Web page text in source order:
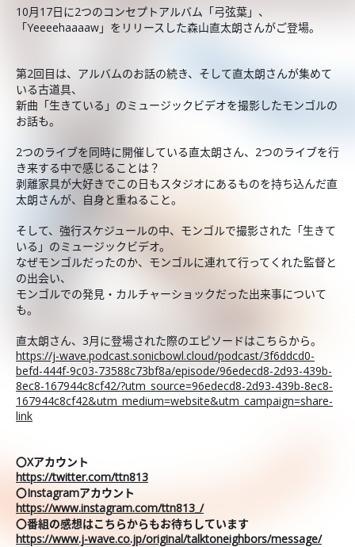
10月17日に2つのコンセプトアルバム「弓弦葉」、
「Yeeeehaaaaw」をリリースした森山直太朗さんがご登場。
第2回目は、アルバムのお話の続き、そして直太朗さんが集めて
いる古道具、
新曲「生きている」のミュージックビデオを撮影したモンゴルの
お話も。
2つのライブを同時に開催している直太朗さん、2つのライブを行
き来する中で感じることは？
剥離家具が大好きでこの日もスタジオにあるものを持ち込んだ直
太朗さんが、自身と重ねること。
そして、強行スケジュールの中、モンゴルで撮影された「生きて
いる」のミュージックビデオ。
なぜモンゴルだったのか、モンゴルに連れて行ってくれた監督と
の出会い、
モンゴルでの発見・カルチャーショックだった出来事について
も。
直太朗さん、3月に登場された際のエピソードはこちらから。
https://j-wave.podcast.sonicbowl.cloud/podcast/3f6ddcd0-
befd-444f-9c03-73588c73bf8a/episode/96edecd8-2d93-439b-
8ec8-167944c8cf42/?utm_source=96edecd8-2d93-439b-8ec8-
167944c8cf42&utm_medium=website&utm_campaign=share-
link
〇Xアカウント
https://twitter.com/ttn813
〇Instagramアカウント
https://www.instagram.com/ttn813_/
〇番組の感想はこちらからもお待ちしています
https://www.j-wave.co.jp/original/talktoneighbors/message/